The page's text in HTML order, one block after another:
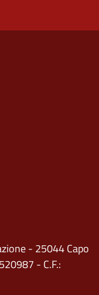
- 25044 Capo
- C.F.: